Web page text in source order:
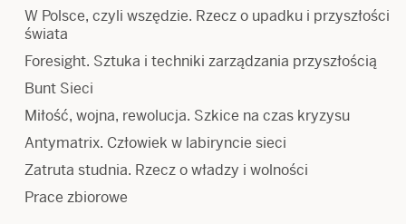
W Polsce, czyli wszędzie. Rzecz o upadku i przyszłości
świata
Foresight. Sztuka i techniki zarządzania przyszłością
Bunt Sieci
Miłość, wojna, rewolucja. Szkice na czas kryzysu
Antymatrix. Człowiek w labiryncie sieci
Zatruta studnia. Rzecz o władzy i wolności
Prace zbiorowe